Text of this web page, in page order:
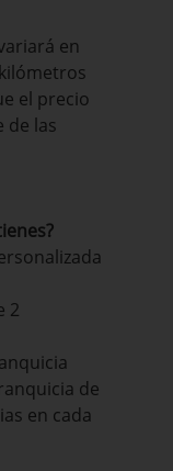
en
el precio
de las
2
de
en cada